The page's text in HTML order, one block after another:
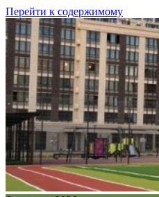
Перейти к содержимому